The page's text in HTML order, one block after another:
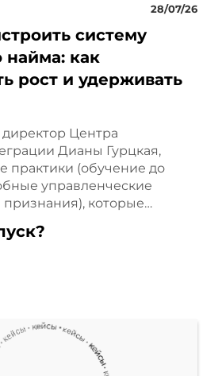
мы сделали
всегда делаем
Не было её
это
блоков, При
с новой
28/07/26
систему
найма: как
рост и удерживать
Центра
Дианы Гурцкая,
практики (обучение до
управленческие
признания), которые…